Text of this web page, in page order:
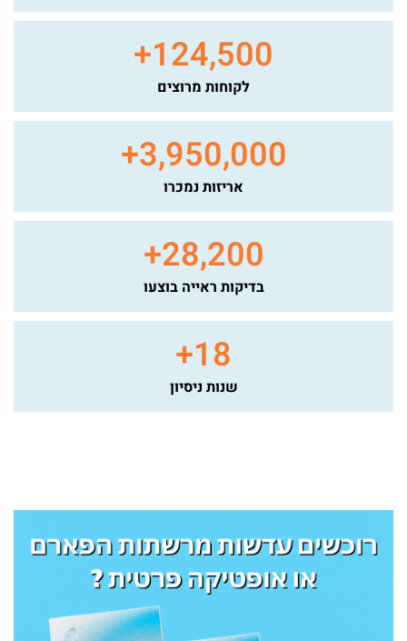
124,500
+
לקוחות מרוצים
3,950,000
+
אריזות נמכרו
28,200
+
בדיקות ראייה בוצעו
18
+
שנות ניסיון